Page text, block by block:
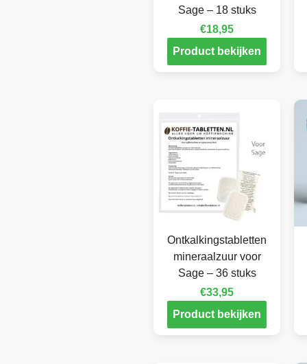
Sage – 18 stuks
€18,95
Product bekijken
Ontkalkingstabletten
mineraalzuur voor
Sage – 36 stuks
€33,95
Product bekijken